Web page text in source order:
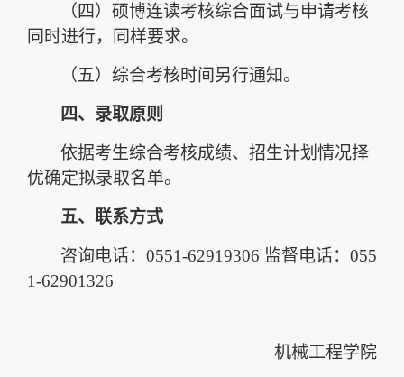
（四）硕博连读考核综合面试与申请考核
同时进行，同样要求。
（五）综合考核时间另行通知。
四、录取原则
依据考生综合考核成绩、招生计划情况择
优确定拟录取名单。
五、联系方式
咨询电话： 0551-62919306 监督电话： 055
1-62901326
机械工程学院